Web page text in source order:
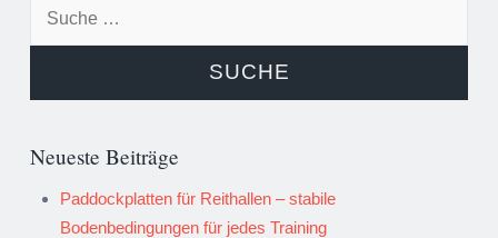
Suche nach:
Neueste Beiträge
Paddockplatten für Reithallen – stabile
Bodenbedingungen für jedes Training